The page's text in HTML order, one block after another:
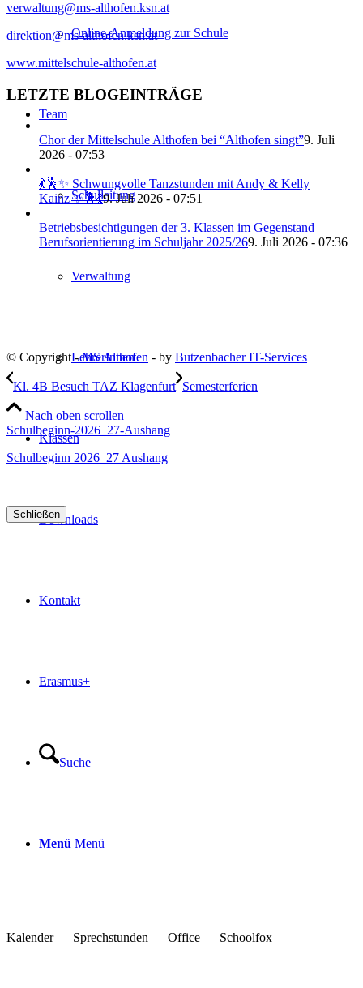
Online-Anmeldung zur Schule
Team
Schulleitung
Verwaltung
LehrerInnen
Klassen
Downloads
Kontakt
Erasmus+
Suche
Menü Menü
Kalender— Sprechstunden — Office — Schoolfox
verwaltung@ms-althofen.ksn.at
direktion@ms-althofen.ksn.at
www.mittelschule-althofen.at
LETZTE BLOGEINTRÄGE
Chor der Mittelschule Althofen bei “Althofen singt”9. Juli
2026 - 07:53
💃🕺✨ Schwungvolle Tanzstunden mit Andy & Kelly
Kainz ✨🕺💃9. Juli 2026 - 07:51
Betriebsbesichtigungen der 3. Klassen im Gegenstand
Berufsorientierung im Schuljahr 2025/269. Juli 2026 - 07:36
© Copyright -MS Althofen - by Butzenbacher IT-Services
Kl. 4B Besuch TAZ Klagenfurt Semesterferien
Nach oben scrollen
Schulbeginn-2026_27-Aushang
Schulbeginn 2026_27 Aushang
Schließen